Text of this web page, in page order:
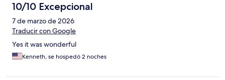
10/10 Excepcional
7 de marzo de 2026
Traducir con Google
Yes it was wonderful
Kenneth, se hospedó 2 noches